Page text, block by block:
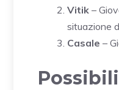
Vitik –
situazione
Casale –